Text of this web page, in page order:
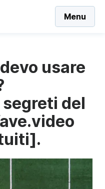
Menu
usare
del